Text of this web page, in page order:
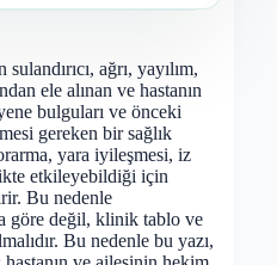
ağrı, yayılım,
ele alınan ve hastanın
bulguları ve önceki
gereken bir sağlık
yara iyileşmesi, iz
etkileyebildiği için
Bu nedenle
göre değil, klinik tablo ve
Bu nedenle bu yazı,